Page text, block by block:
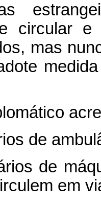
circular e
mas
de
de
em